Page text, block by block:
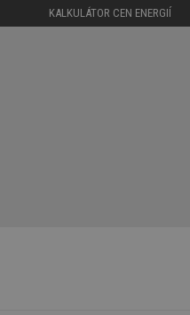
KALKULÁTOR CEN ENERGIÍ